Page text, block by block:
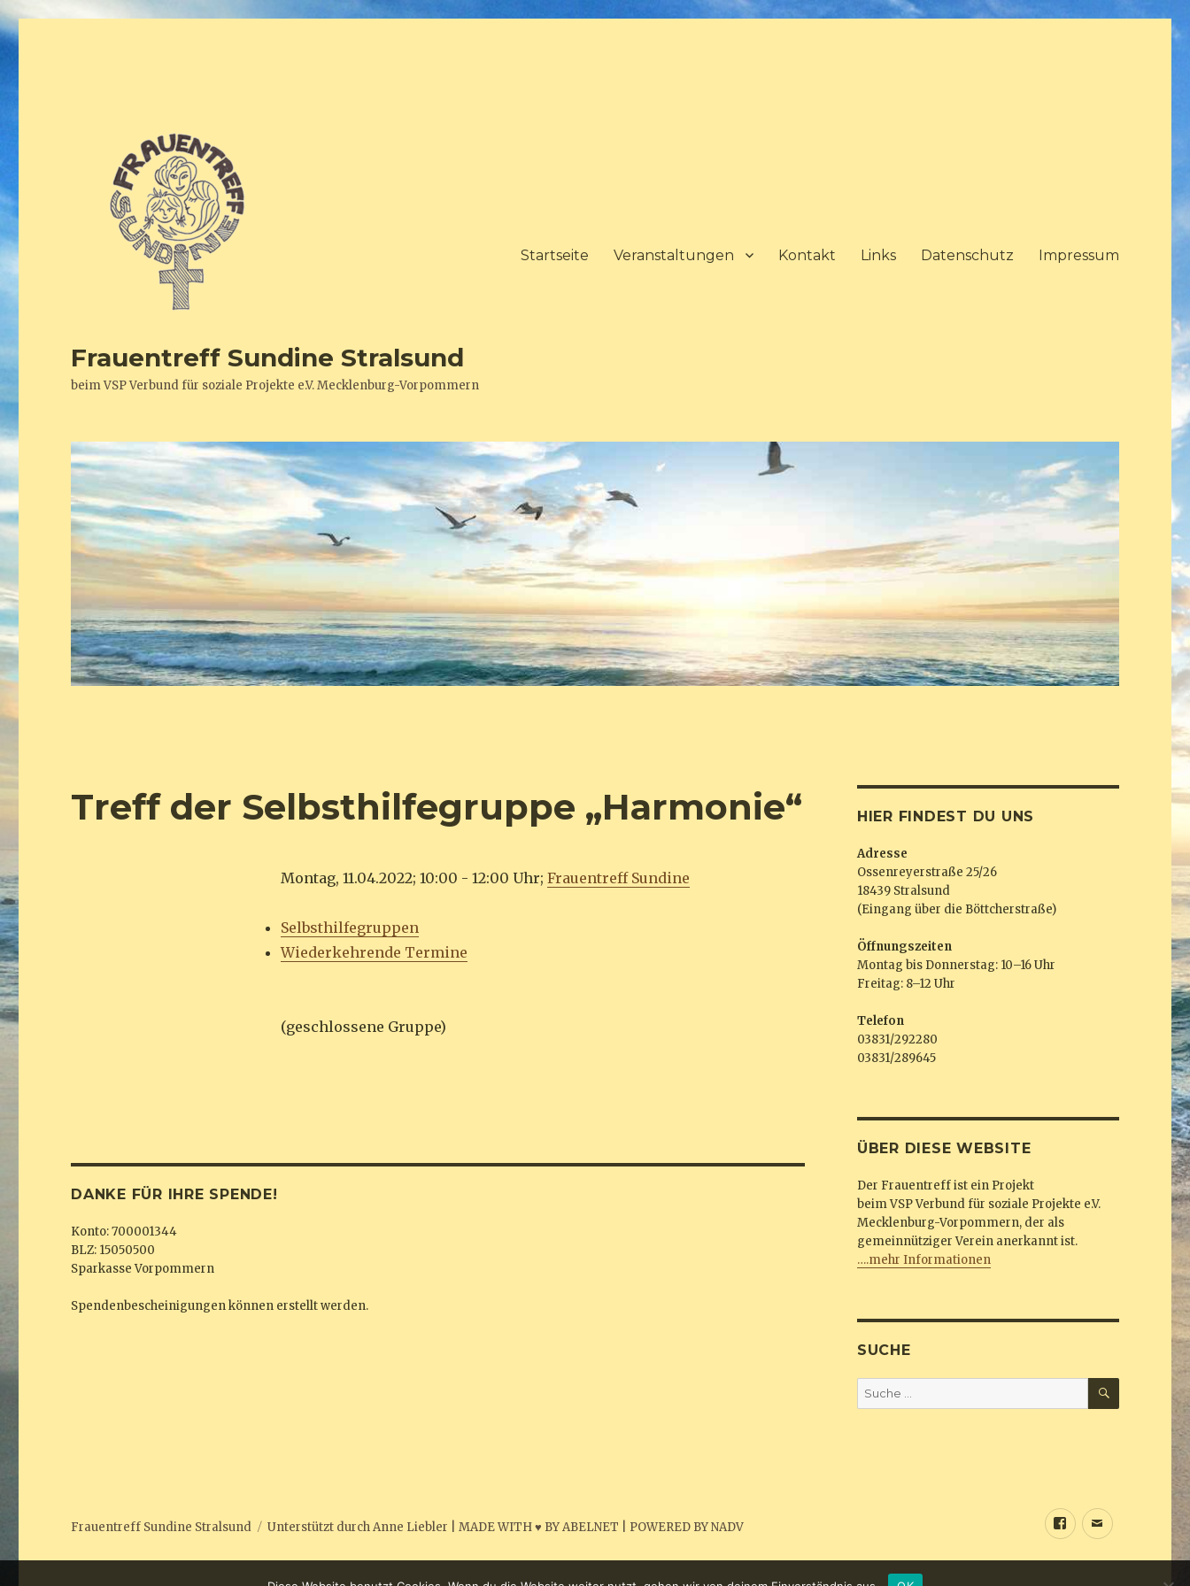
Frauentreff Sundine Stralsund
beim VSP Verbund für soziale Projekte e.V. Mecklenburg-Vorpommern
Startseite Veranstaltungen Kontakt Links Datenschutz Impressum
Treff der Selbsthilfegruppe „Harmonie“
Montag, 11.04.2022; 10:00 - 12:00 Uhr; Frauentreff Sundine
Selbsthilfegruppen
Wiederkehrende Termine
(geschlossene Gruppe)
DANKE FÜR IHRE SPENDE!
Konto: 700001344
BLZ: 15050500
Sparkasse Vorpommern
Spendenbescheinigungen können erstellt werden.
HIER FINDEST DU UNS
Adresse
Ossenreyerstraße 25/26
18439 Stralsund
(Eingang über die Böttcherstraße)
Öffnungszeiten
Montag bis Donnerstag: 10–16 Uhr
Freitag: 8–12 Uhr
Telefon
03831/292280
03831/289645
ÜBER DIESE WEBSITE
Der Frauentreff ist ein Projekt
beim VSP Verbund für soziale Projekte e.V.
Mecklenburg-Vorpommern, der als
gemeinnütziger Verein anerkannt ist.
….mehr Informationen
SUCHE
Suche
nach:
SUCHEN
Sundine
E-
Frauentreff Sundine Stralsund Unterstützt durchAnne Liebler |MADE WITH ♥ BY ABELNET POWERED BY NADV